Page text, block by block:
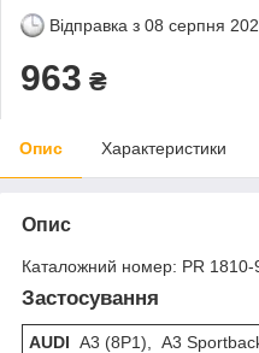
Відправка з 08 серпня
963 ₴
Опис Характеристики
Опис
Каталожний номер: PR 1810-
Застосування
AUDI A3 (8P1), A3